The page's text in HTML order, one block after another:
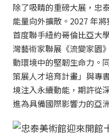
除了吸睛的重磅大展，忠
能量向外擴散。2027 年
首度聯手紐約哥倫比亞大
灣藝術家聯展《流變家園
動環境中的堅韌生命力。
策展人才培育計畫」與專
境注入永續動能，期許從
進為具備國際影響力的亞